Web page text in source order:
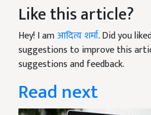
Like this article?
Hey! I amआदित्य शर्मा. Did you
suggestions to improve this
suggestions and feedback.
Read next